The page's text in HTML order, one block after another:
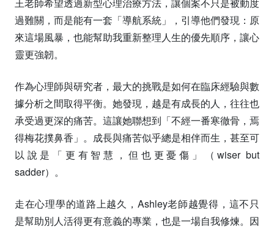
王老師希望透過新型心理治療方法，讓個案不只是被動度
過難關，而是能有一套「導航系統」，引導他們發現：原
來這場風暴，也能幫助我重新整理人生的優先順序，讓心
靈更強韌。
作為心理師與研究者，最大的挑戰是如何在臨床經驗與數
據分析之間取得平衡。她發現，越是有成長的人，往往也
承受過更深的痛苦。這讓她聯想到「不經一番寒徹骨，焉
得梅花撲鼻香」。成長與痛苦似乎總是相伴而生，甚至可
以說是「更有智慧，但也更憂傷」（wiser but
sadder）。
走在心理學的道路上越久，Ashley老師越覺得，這不只
是幫助別人活得更有意義的專業，也是一場自我修煉。因